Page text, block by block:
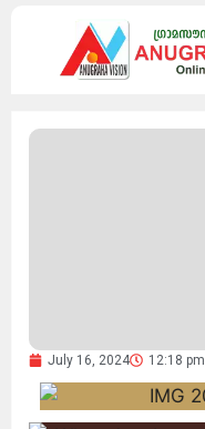
July 16, 2024 12:18 pm